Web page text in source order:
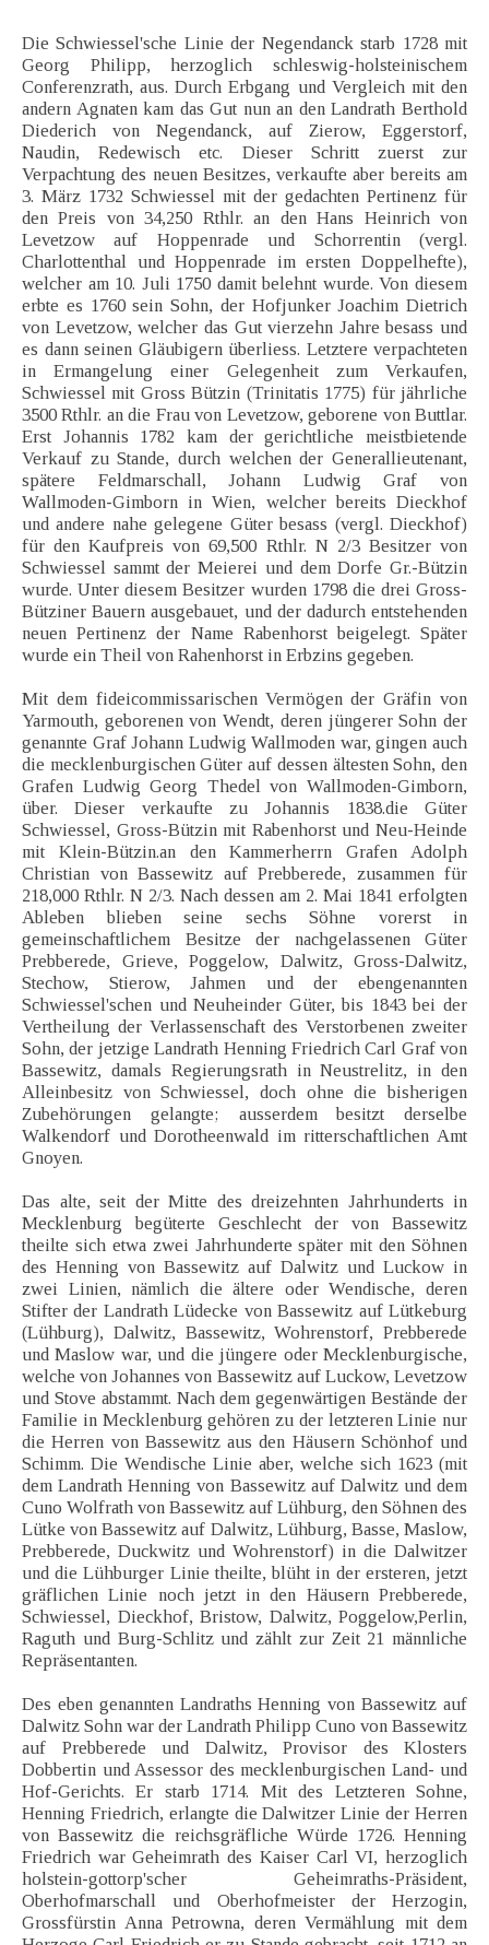
Die Schwiessel'sche Linie der Negendanck starb 1728 mit
Georg Philipp, herzoglich schleswig-holsteinischem
Conferenzrath, aus. Durch Erbgang und Vergleich mit den
andern Agnaten kam das Gut nun an den Landrath Berthold
Diederich von Negendanck, auf Zierow, Eggerstorf,
Naudin, Redewisch etc. Dieser Schritt zuerst zur
Verpachtung des neuen Besitzes, verkaufte aber bereits am
3. März 1732 Schwiessel mit der gedachten Pertinenz für
den Preis von 34,250 Rthlr. an den Hans Heinrich von
Levetzow auf Hoppenrade und Schorrentin (vergl.
Charlottenthal und Hoppenrade im ersten Doppelhefte),
welcher am 10. Juli 1750 damit belehnt wurde. Von diesem
erbte es 1760 sein Sohn, der Hofjunker Joachim Dietrich
von Levetzow, welcher das Gut vierzehn Jahre besass und
es dann seinen Gläubigern überliess. Letztere verpachteten
in Ermangelung einer Gelegenheit zum Verkaufen,
Schwiessel mit Gross Bützin (Trinitatis 1775) für jährliche
3500 Rthlr. an die Frau von Levetzow, geborene von Buttlar.
Erst Johannis 1782 kam der gerichtliche meistbietende
Verkauf zu Stande, durch welchen der Generallieutenant,
spätere Feldmarschall, Johann Ludwig Graf von
Wallmoden-Gimborn in Wien, welcher bereits Dieckhof
und andere nahe gelegene Güter besass (vergl. Dieckhof)
für den Kaufpreis von 69,500 Rthlr. N 2/3 Besitzer von
Schwiessel sammt der Meierei und dem Dorfe Gr.-Bützin
wurde. Unter diesem Besitzer wurden 1798 die drei Gross-
Bütziner Bauern ausgebauet, und der dadurch entstehenden
neuen Pertinenz der Name Rabenhorst beigelegt. Später
wurde ein Theil von Rahenhorst in Erbzins gegeben.
Mit dem fideicommissarischen Vermögen der Gräfin von
Yarmouth, geborenen von Wendt, deren jüngerer Sohn der
genannte Graf Johann Ludwig Wallmoden war, gingen auch
die mecklenburgischen Güter auf dessen ältesten Sohn, den
Grafen Ludwig Georg Thedel von Wallmoden-Gimborn,
über. Dieser verkaufte zu Johannis 1838.die Güter
Schwiessel, Gross-Bützin mit Rabenhorst und Neu-Heinde
mit Klein-Bützin.an den Kammerherrn Grafen Adolph
Christian von Bassewitz auf Prebberede, zusammen für
218,000 Rthlr. N 2/3. Nach dessen am 2. Mai 1841 erfolgten
Ableben blieben seine sechs Söhne vorerst in
gemeinschaftlichem Besitze der nachgelassenen Güter
Prebberede, Grieve, Poggelow, Dalwitz, Gross-Dalwitz,
Stechow, Stierow, Jahmen und der ebengenannten
Schwiessel'schen und Neuheinder Güter, bis 1843 bei der
Vertheilung der Verlassenschaft des Verstorbenen zweiter
Sohn, der jetzige Landrath Henning Friedrich Carl Graf von
Bassewitz, damals Regierungsrath in Neustrelitz, in den
Alleinbesitz von Schwiessel, doch ohne die bisherigen
Zubehörungen gelangte; ausserdem besitzt derselbe
Walkendorf und Dorotheenwald im ritterschaftlichen Amt
Gnoyen.
Das alte, seit der Mitte des dreizehnten Jahrhunderts in
Mecklenburg begüterte Geschlecht der von Bassewitz
theilte sich etwa zwei Jahrhunderte später mit den Söhnen
des Henning von Bassewitz auf Dalwitz und Luckow in
zwei Linien, nämlich die ältere oder Wendische, deren
Stifter der Landrath Lüdecke von Bassewitz auf Lütkeburg
(Lühburg), Dalwitz, Bassewitz, Wohrenstorf, Prebberede
und Maslow war, und die jüngere oder Mecklenburgische,
welche von Johannes von Bassewitz auf Luckow, Levetzow
und Stove abstammt. Nach dem gegenwärtigen Bestände der
Familie in Mecklenburg gehören zu der letzteren Linie nur
die Herren von Bassewitz aus den Häusern Schönhof und
Schimm. Die Wendische Linie aber, welche sich 1623 (mit
dem Landrath Henning von Bassewitz auf Dalwitz und dem
Cuno Wolfrath von Bassewitz auf Lühburg, den Söhnen des
Lütke von Bassewitz auf Dalwitz, Lühburg, Basse, Maslow,
Prebberede, Duckwitz und Wohrenstorf) in die Dalwitzer
und die Lühburger Linie theilte, blüht in der ersteren, jetzt
gräflichen Linie noch jetzt in den Häusern Prebberede,
Schwiessel, Dieckhof, Bristow, Dalwitz, Poggelow,Perlin,
Raguth und Burg-Schlitz und zählt zur Zeit 21 männliche
Repräsentanten.
Des eben genannten Landraths Henning von Bassewitz auf
Dalwitz Sohn war der Landrath Philipp Cuno von Bassewitz
auf Prebberede und Dalwitz, Provisor des Klosters
Dobbertin und Assessor des mecklenburgischen Land- und
Hof-Gerichts. Er starb 1714. Mit des Letzteren Sohne,
Henning Friedrich, erlangte die Dalwitzer Linie der Herren
von Bassewitz die reichsgräfliche Würde 1726. Henning
Friedrich war Geheimrath des Kaiser Carl VI, herzoglich
holstein-gottorp'scher Geheimraths-Präsident,
Oberhofmarschall und Oberhofmeister der Herzogin,
Grossfürstin Anna Petrowna, deren Vermählung mit dem